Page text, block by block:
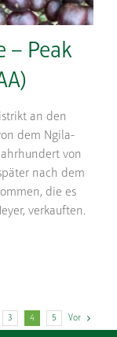
– Peak
an den
dem Ngila-
von
nach dem
die es
verkauften.
3 4 5 Vor